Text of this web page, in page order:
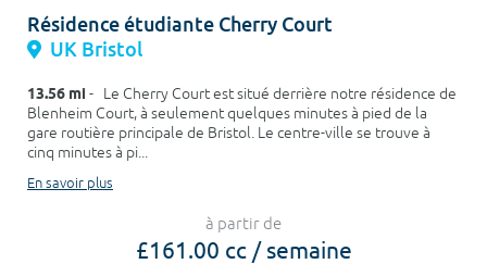
Résidence étudiante Cherry Court
UK Bristol
13.56 mi - Le Cherry Court est situé derrière notre résidence de
Blenheim Court, à seulement quelques minutes à pied de la
gare routière principale de Bristol. Le centre-ville se trouve à
cinq minutes à pi...
En savoir plus
à partir de
£161.00 cc / semaine